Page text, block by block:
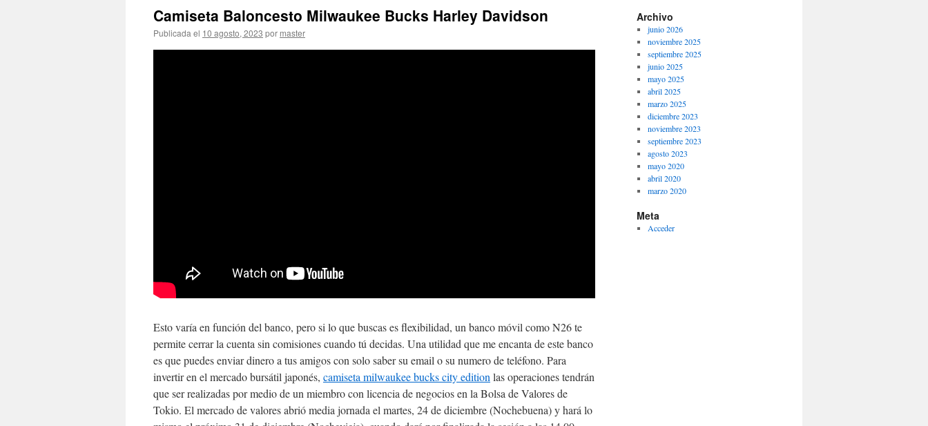
Camiseta Baloncesto Milwaukee Bucks Harley Davidson
Publicada el 10 agosto, 2023 por master
Esto varía en función del banco, pero si lo que buscas es flexibilidad, un banco móvil como N26 te
permite cerrar la cuenta sin comisiones cuando tú decidas. Una utilidad que me encanta de este banco
es que puedes enviar dinero a tus amigos con solo saber su email o su numero de teléfono. Para
invertir en el mercado bursátil japonés, camiseta milwaukee bucks city edition las operaciones tendrán
que ser realizadas por medio de un miembro con licencia de negocios en la Bolsa de Valores de
Tokio. El mercado de valores abrió media jornada el martes, 24 de diciembre (Nochebuena) y hará lo
Archivo
junio 2026
noviembre 2025
septiembre 2025
junio 2025
mayo 2025
abril 2025
marzo 2025
diciembre 2023
noviembre 2023
septiembre 2023
agosto 2023
mayo 2020
abril 2020
marzo 2020
Meta
Acceder